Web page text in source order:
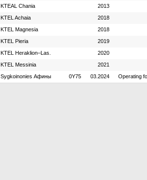
KTEAL Chania 2013
KTEL Achaia 2018
ΚΤΕL Magnesia 2018
KTEL Pieria 2019
KTEL Heraklion–Las. 2020
KTEL Messinia 2021
Sygkoinonies Афины 0Y75 03.2024 Operating